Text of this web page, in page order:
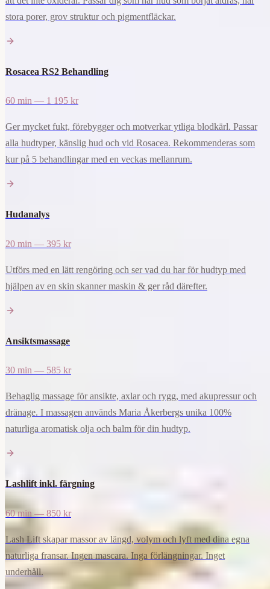
stora porer, grov struktur och pigmentfläckar.
Rosacea RS2 Behandling
60 min — 1 195 kr
Ger mycket fukt, förebygger och motverkar ytliga blodkärl. Passar
alla hudtyper, känslig hud och vid Rosacea. Rekommenderas som
kur på 5 behandlingar med en veckas mellanrum.
Hudanalys
20 min — 395 kr
Utförs med en lätt rengöring och ser vad du har för hudtyp med
hjälpen av en skin skanner maskin & ger råd därefter.
Ansiktsmassage
30 min — 585 kr
Behaglig massage för ansikte, axlar och rygg, med akupressur och
dränage. I massagen används Maria Åkerbergs unika 100%
naturliga aromatisk olja och balm för din hudtyp.
Lashlift inkl. färgning
60 min — 850 kr
Lash Lift skapar massor av längd, volym och lyft med dina egna
naturliga fransar. Ingen mascara. Inga förlängningar. Inget
underhåll.